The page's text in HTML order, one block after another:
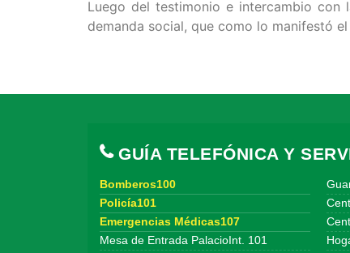
Luego del testimonio e intercambio con
demanda social, que como lo manifestó
GUÍA TELEFÓNICA Y
Bomberos100
Policía101
Emergencias Médicas107
Mesa de Entrada PalacioInt. 101